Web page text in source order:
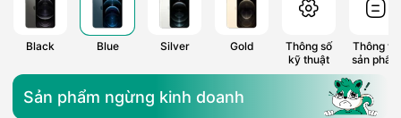
Black Blue Silver Gold
Thông số
kỹ thuật
Thông tin
sản phẩm
Sản phẩm ngừng kinh doanh